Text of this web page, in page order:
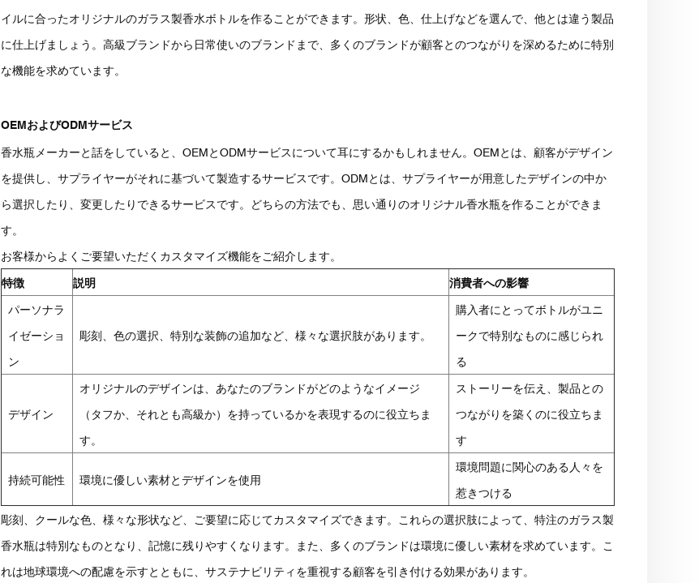
イルに合ったオリジナルのガラス製香水ボトルを作ることができます。形状、色、仕上げなどを選んで、他とは違う製品
に仕上げましょう。高級ブランドから日常使いのブランドまで、多くのブランドが顧客とのつながりを深めるために特別
な機能を求めています。
OEMおよびODMサービス
香水瓶メーカーと話をしていると、OEMとODMサービスについて耳にするかもしれません。OEMとは、顧客がデザイン
を提供し、サプライヤーがそれに基づいて製造するサービスです。ODMとは、サプライヤーが用意したデザインの中か
ら選択したり、変更したりできるサービスです。どちらの方法でも、思い通りのオリジナル香水瓶を作ることができま
す。
お客様からよくご要望いただくカスタマイズ機能をご紹介します。
特徴 説明 消費者への影響
パーソナラ
イゼーショ
ン
彫刻、色の選択、特別な装飾の追加など、様々な選択肢があります。
購入者にとってボトルがユニ
ークで特別なものに感じられ
る
デザイン
オリジナルのデザインは、あなたのブランドがどのようなイメージ
（タフか、それとも高級か）を持っているかを表現するのに役立ちま
す。
ストーリーを伝え、製品との
つながりを築くのに役立ちま
す
持続可能性 環境に優しい素材とデザインを使用
環境問題に関心のある人々を
惹きつける
彫刻、クールな色、様々な形状など、ご要望に応じてカスタマイズできます。これらの選択肢によって、特注のガラス製
香水瓶は特別なものとなり、記憶に残りやすくなります。また、多くのブランドは環境に優しい素材を求めています。こ
れは地球環境への配慮を示すとともに、サステナビリティを重視する顧客を引き付ける効果があります。